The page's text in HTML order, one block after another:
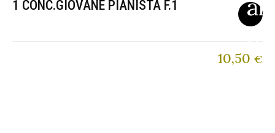
1 CONC.GIOVANE PIANISTA F.1
10,50 €